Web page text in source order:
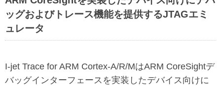
ッグおよびトレース機能を提供するJTAGエミ
ュレータ
I-jet Trace for ARM Cortex-A/R/MはARM CoreSightデ
バッグインターフェースを実装したデバイス向けに